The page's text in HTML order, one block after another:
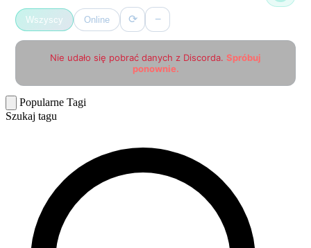
Wszyscy Online ⟳ −
Nie udało się pobrać danych z Discorda. Spróbuj
ponownie.
Popularne Tagi
Szukaj tagu